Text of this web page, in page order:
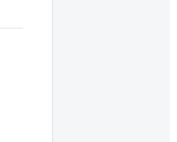
免费?